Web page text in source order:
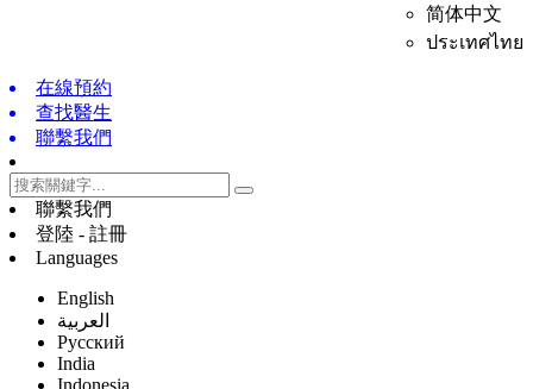
简体中文
ประเทศไทย
在線預約
查找醫生
聯繫我們
聯繫我們
登陸 - 註冊
Languages
English
العربية
Русский
India
Indonesia